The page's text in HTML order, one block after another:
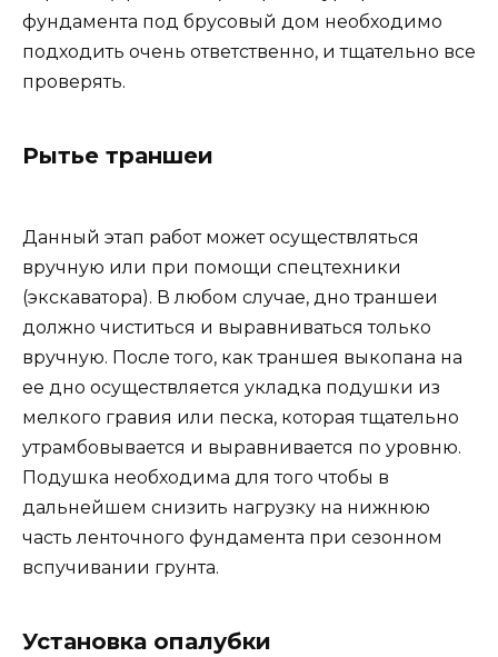
фундамента под брусовый дом необходимо
подходить очень ответственно, и тщательно все
проверять.
Рытье траншеи
Данный этап работ может осуществляться
вручную или при помощи спецтехники
(экскаватора). В любом случае, дно траншеи
должно чиститься и выравниваться только
вручную. После того, как траншея выкопана на
ее дно осуществляется укладка подушки из
мелкого гравия или песка, которая тщательно
утрамбовывается и выравнивается по уровню.
Подушка необходима для того чтобы в
дальнейшем снизить нагрузку на нижнюю
часть ленточного фундамента при сезонном
вспучивании грунта.
Установка опалубки